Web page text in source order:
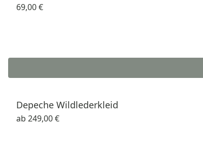
69,00 €
Depeche Wildlederkleid
ab 249,00 €